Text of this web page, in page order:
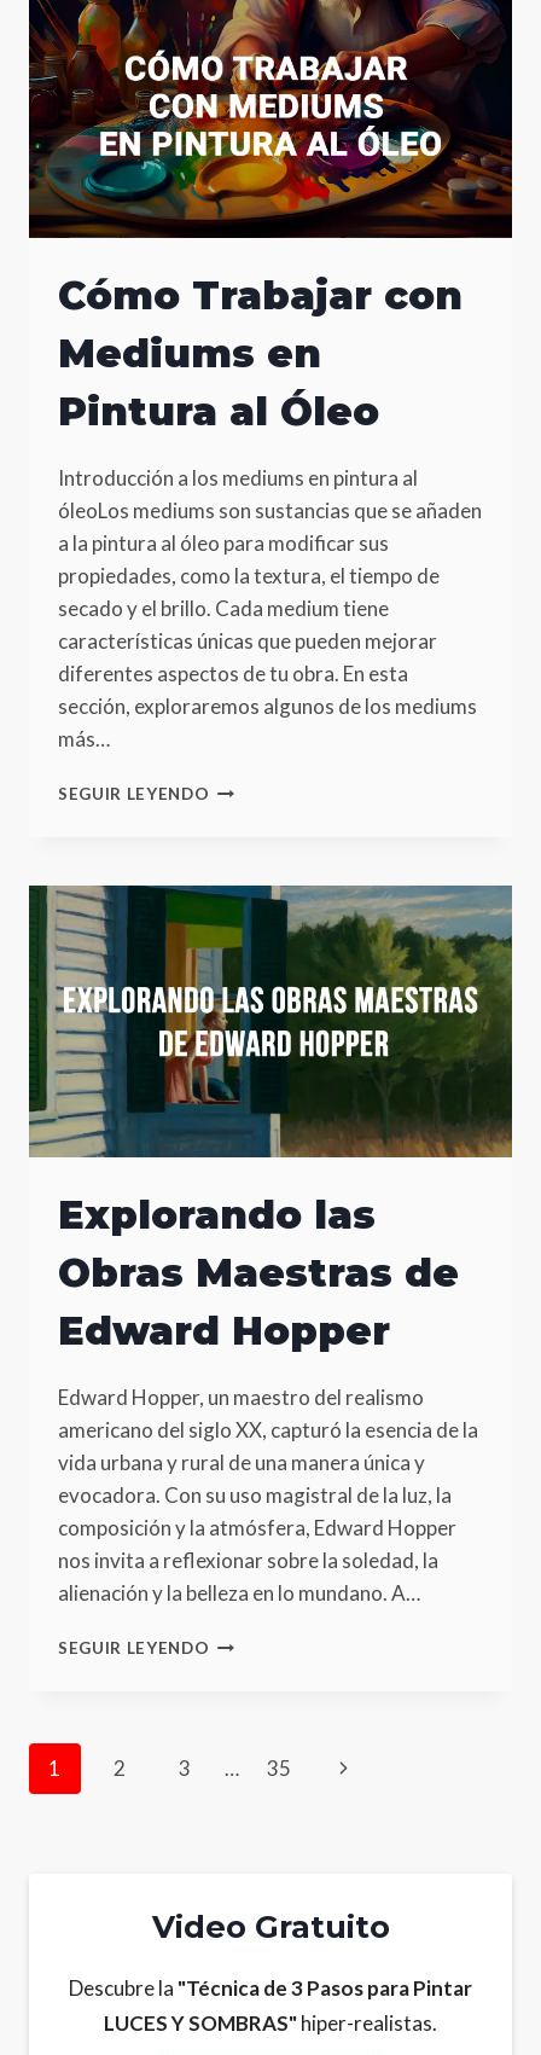
ÓLEO
Cómo Trabajar con
Mediums en
Pintura al Óleo
Introducción a los mediums en pintura al
óleoLos mediums son sustancias que se añaden
a la pintura al óleo para modificar sus
propiedades, como la textura, el tiempo de
secado y el brillo. Cada medium tiene
características únicas que pueden mejorar
diferentes aspectos de tu obra. En esta
sección, exploraremos algunos de los mediums
más…
SEGUIR LEYENDO CÓMO
EN
PINTURA
ÓLEO
Explorando las
Obras Maestras de
Edward Hopper
Edward Hopper, un maestro del realismo
americano del siglo XX, capturó la esencia de la
vida urbana y rural de una manera única y
evocadora. Con su uso magistral de la luz, la
composición y la atmósfera, Edward Hopper
nos invita a reflexionar sobre la soledad, la
alienación y la belleza en lo mundano. A…
SEGUIR LEYENDO EXPLORANDO
EDWARD
Page
1 2 3 … 35
Next
Video Gratuito
Descubre la "Técnica de 3 Pasos para Pintar
LUCES Y SOMBRAS"hiper-realistas.